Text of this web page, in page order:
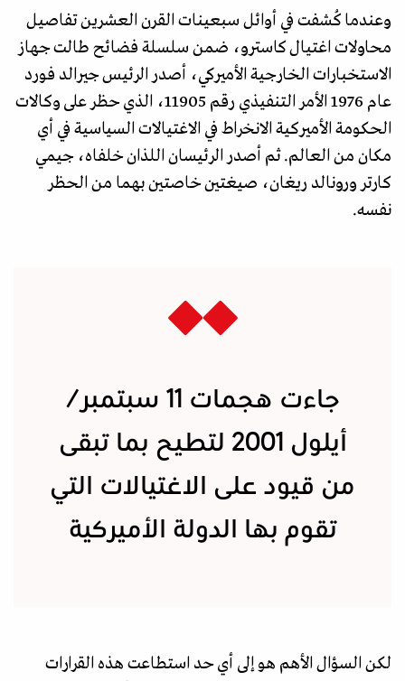
وعندما كُشفت في أوائل سبعينات القرن العشرين تفاصيل
محاولات اغتيال كاسترو، ضمن سلسلة فضائح طالت جهاز
الاستخبارات الخارجية الأميركي، أصدر الرئيس جيرالد فورد
عام 1976 الأمر التنفيذي رقم 11905، الذي حظر على وكالات
الحكومة الأميركية الانخراط في الاغتيالات السياسية في أي
مكان من العالم. ثم أصدر الرئيسان اللذان خلفاه، جيمي
كارتر ورونالد ريغان، صيغتين خاصتين بهما من الحظر
نفسه.
جاءت هجمات 11 سبتمبر/
أيلول 2001 لتطيح بما تبقى
من قيود على الاغتيالات التي
تقوم بها الدولة الأميركية
لكن السؤال الأهم هو إلى أي حد استطاعت هذه القرارات